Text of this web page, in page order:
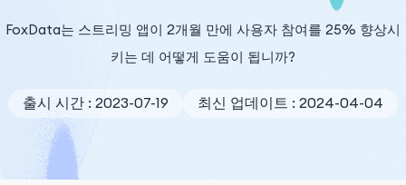
FoxData는 스트리밍 앱이 2개월 만에 사용자 참여를 25% 향상시
키는 데 어떻게 도움이 됩니까?
출시 시간 : 2023-07-19 최신 업데이트 : 2024-04-04